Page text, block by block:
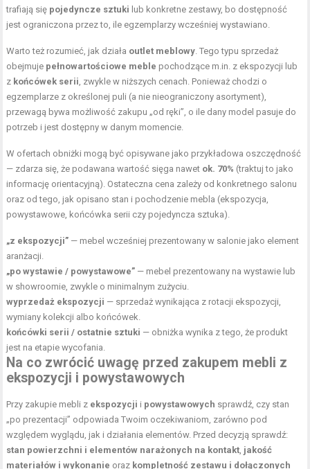
trafiają się pojedyncze sztuki lub konkretne zestawy, bo dostępność
jest ograniczona przez to, ile egzemplarzy wcześniej wystawiano.
Warto też rozumieć, jak działa outlet meblowy . Tego typu sprzedaż
obejmuje pełnowartościowe meble pochodzące m.in. z ekspozycji lub
z końcówek serii , zwykle w niższych cenach. Ponieważ chodzi o
egzemplarze z określonej puli (a nie nieograniczony asortyment),
przewagą bywa możliwość zakupu „od ręki”, o ile dany model pasuje do
potrzeb i jest dostępny w danym momencie.
W ofertach obniżki mogą być opisywane jako przykładowa oszczędność
— zdarza się, że podawana wartość sięga nawet ok. 70% (traktuj to jako
informację orientacyjną). Ostateczna cena zależy od konkretnego salonu
oraz od tego, jak opisano stan i pochodzenie mebla (ekspozycja,
powystawowe, końcówka serii czy pojedyncza sztuka).
„z ekspozycji” — mebel wcześniej prezentowany w salonie jako element
aranżacji.
„po wystawie / powystawowe” — mebel prezentowany na wystawie lub
w showroomie, zwykle o minimalnym zużyciu.
wyprzedaż ekspozycji — sprzedaż wynikająca z rotacji ekspozycji,
wymiany kolekcji albo końcówek.
końcówki serii / ostatnie sztuki — obniżka wynika z tego, że produkt
jest na etapie wycofania.
Na co zwrócić uwagę przed zakupem mebli z
ekspozycji i powystawowych
Przy zakupie mebli z ekspozycji i powystawowych sprawdź, czy stan
„po prezentacji” odpowiada Twoim oczekiwaniom, zarówno pod
względem wyglądu, jak i działania elementów. Przed decyzją sprawdź:
stan powierzchni i elementów narażonych na kontakt jakość
materiałów i wykonanie oraz kompletność zestawu i dołączonych